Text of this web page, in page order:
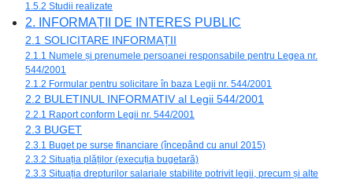
1.5.2 Studii realizate
2. INFORMAȚII DE INTERES PUBLIC
2.1 SOLICITARE INFORMAȚII
2.1.1 Numele și prenumele persoanei responsabile pentru Legea nr.
544/2001
2.1.2 Formular pentru solicitare în baza Legii nr. 544/2001
2.2 BULETINUL INFORMATIV al Legii 544/2001
2.2.1 Raport conform Legii nr. 544/2001
2.3 BUGET
2.3.1 Buget pe surse financiare (începând cu anul 2015)
2.3.2 Situația plăților (execuția bugetară)
2.3.3 Situația drepturilor salariale stabilite potrivit legii, precum și alte